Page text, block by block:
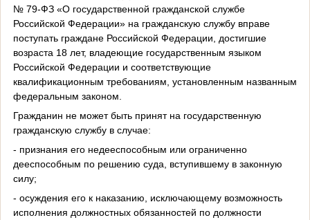
№ 79-ФЗ «О государственной гражданской службе
Российской Федерации» на гражданскую службу вправе
поступать граждане Российской Федерации, достигшие
возраста 18 лет, владеющие государственным языком
Российской Федерации и соответствующие
квалификационным требованиям, установленным названным
федеральным законом.
Гражданин не может быть принят на государственную
гражданскую службу в случае:
- признания его недееспособным или ограниченно
дееспособным по решению суда, вступившему в законную
силу;
- осуждения его к наказанию, исключающему возможность
исполнения должностных обязанностей по должности